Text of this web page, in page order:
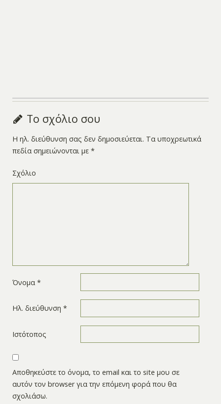
Το σχόλιο σου
Η ηλ. διεύθυνση σας δεν δημοσιεύεται. Τα υποχρεωτικά
πεδία σημειώνονται με *
Σχόλιο
Όνομα *
Ηλ. διεύθυνση *
Ιστότοπος
Αποθηκεύστε το όνομα, το email και το site μου σε
αυτόν τον browser για την επόμενη φορά που θα
σχολιάσω.